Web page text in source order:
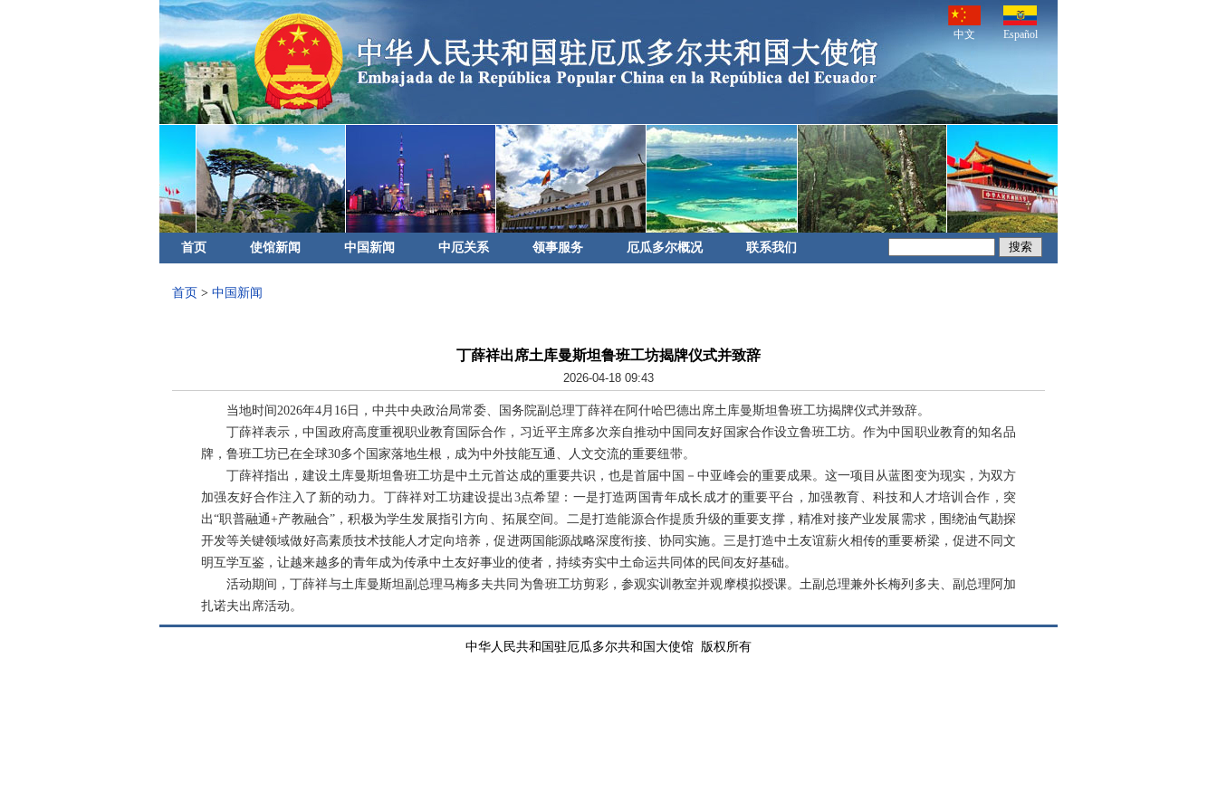
中文 Español
首页 使馆新闻 中国新闻 中厄关系 领事服务 厄瓜多尔概况 联系我们
首页 > 中国新闻
丁薛祥出席土库曼斯坦鲁班工坊揭牌仪式并致辞
2026-04-18 09:43
当地时间2026年4月16日，中共中央政治局常委、国务院副总理丁薛祥在阿什哈巴德出席土库曼斯坦鲁班工坊揭牌仪式并致辞。
丁薛祥表示，中国政府高度重视职业教育国际合作，习近平主席多次亲自推动中国同友好国家合作设立鲁班工坊。作为中国职业教育的知名品
牌，鲁班工坊已在全球30多个国家落地生根，成为中外技能互通、人文交流的重要纽带。
丁薛祥指出，建设土库曼斯坦鲁班工坊是中土元首达成的重要共识，也是首届中国－中亚峰会的重要成果。这一项目从蓝图变为现实，为双方
加强友好合作注入了新的动力。丁薛祥对工坊建设提出3点希望：一是打造两国青年成长成才的重要平台，加强教育、科技和人才培训合作，突
出“职普融通+产教融合”，积极为学生发展指引方向、拓展空间。二是打造能源合作提质升级的重要支撑，精准对接产业发展需求，围绕油气勘探
开发等关键领域做好高素质技术技能人才定向培养，促进两国能源战略深度衔接、协同实施。三是打造中土友谊薪火相传的重要桥梁，促进不同文
明互学互鉴，让越来越多的青年成为传承中土友好事业的使者，持续夯实中土命运共同体的民间友好基础。
活动期间，丁薛祥与土库曼斯坦副总理马梅多夫共同为鲁班工坊剪彩，参观实训教室并观摩模拟授课。土副总理兼外长梅列多夫、副总理阿加
扎诺夫出席活动。
中华人民共和国驻厄瓜多尔共和国大使馆 版权所有